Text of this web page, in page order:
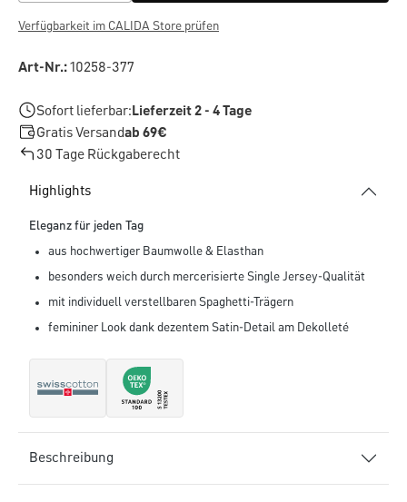
Verfügbarkeit im CALIDA Store prüfen
Art-Nr.:10258-377
Sofort lieferbar:Lieferzeit 2 - 4 Tage
Gratis Versandab 69€
30 Tage Rückgaberecht
Highlights
Eleganz für jeden Tag
aus hochwertiger Baumwolle & Elasthan
besonders weich durch mercerisierte Single Jersey-Qualität
mit individuell verstellbaren Spaghetti-Trägern
femininer Look dank dezentem Satin-Detail am Dekolleté
Beschreibung